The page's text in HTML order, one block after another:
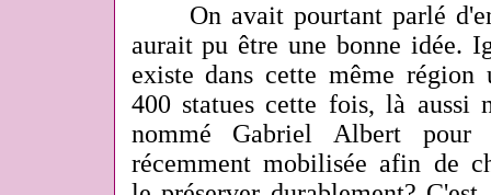
On avait pourtant parlé
aurait pu être une bonne idée.
existe dans cette même
400 statues cette fois, là aussi
nommé Gabriel Albert
récemment mobilisée afin de